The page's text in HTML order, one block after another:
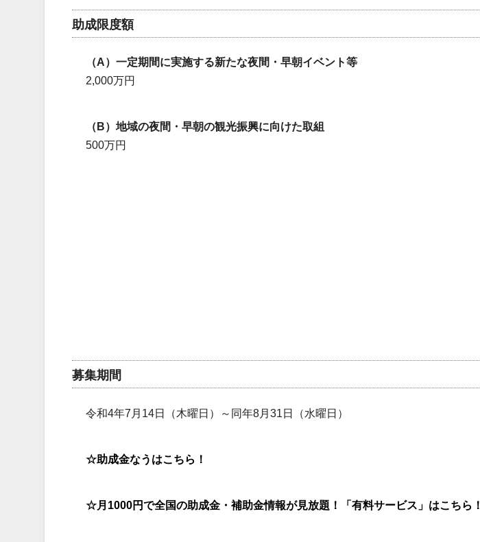
助成限度額
（A）一定期間に実施する新たな夜間・早朝イベント等
2,000万円
（B）地域の夜間・早朝の観光振興に向けた取組
500万円
募集期間
令和4年7月14日（木曜日）～同年8月31日（水曜日）
☆助成金なうはこちら！
☆月1000円で全国の助成金・補助金情報が見放題！「有料サービス」はこちら！